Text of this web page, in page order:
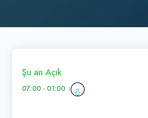
Şu an Açık
07:00 - 01:00